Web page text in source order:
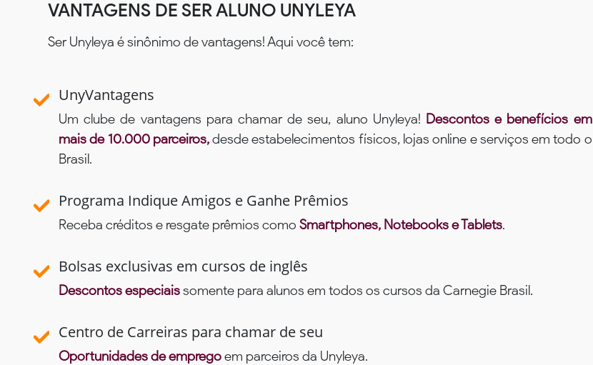
VANTAGENS DE SER ALUNO UNYLEYA
Ser Unyleya é sinônimo de vantagens! Aqui você tem:
UnyVantagens
Um clube de vantagens para chamar de seu, aluno Unyleya! Descontos e benefícios em
mais de 10.000 parceiros,desde estabelecimentos físicos, lojas online e serviços em todo o
Brasil.
Programa Indique Amigos e Ganhe Prêmios
Receba créditos e resgate prêmios como Smartphones, Notebooks e Tablets.
Bolsas exclusivas em cursos de inglês
Descontos especiaissomente para alunos em todos os cursos da Carnegie Brasil.
Centro de Carreiras para chamar de seu
Oportunidades de empregoem parceiros da Unyleya.